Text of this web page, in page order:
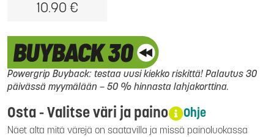
10.90 €
Powergrip Buyback: testaa uusi kiekko riskittä! Palautus 30
päivässä myymälään – 50 % hinnasta lahjakorttina.
Osta - Valitse väri ja paino Ohje
Näet alta mitä värejä on saatavilla ja missä painoluokassa